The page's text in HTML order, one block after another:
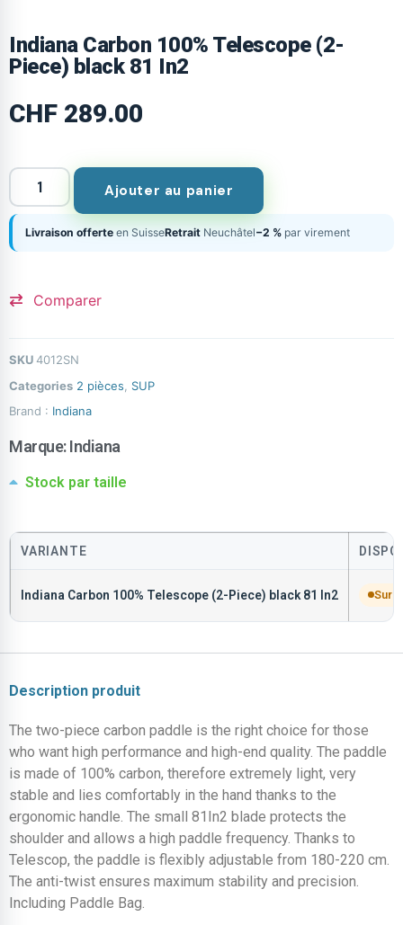
Indiana Carbon 100% Telescope (2-
Piece) black 81 In2
CHF 289.00
Ajouter au panier
Livraison offerte en SuisseRetrait Neuchâtel−2 % par virement
Comparer
SKU4012SN
Categories 2 pièces
SUP
Brand : Indiana
Marque:Indiana
Stock par taille
VARIANTE
Indiana Carbon 100% Telescope (2-Piece) black 81 In2 Sur
Description produit
The two-piece carbon paddle is the right choice for those
who want high performance and high-end quality. The paddle
is made of 100% carbon, therefore extremely light, very
stable and lies comfortably in the hand thanks to the
ergonomic handle. The small 81In2 blade protects the
shoulder and allows a high paddle frequency. Thanks to
Telescop, the paddle is flexibly adjustable from 180-220 cm.
The anti-twist ensures maximum stability and precision.
Including Paddle Bag.